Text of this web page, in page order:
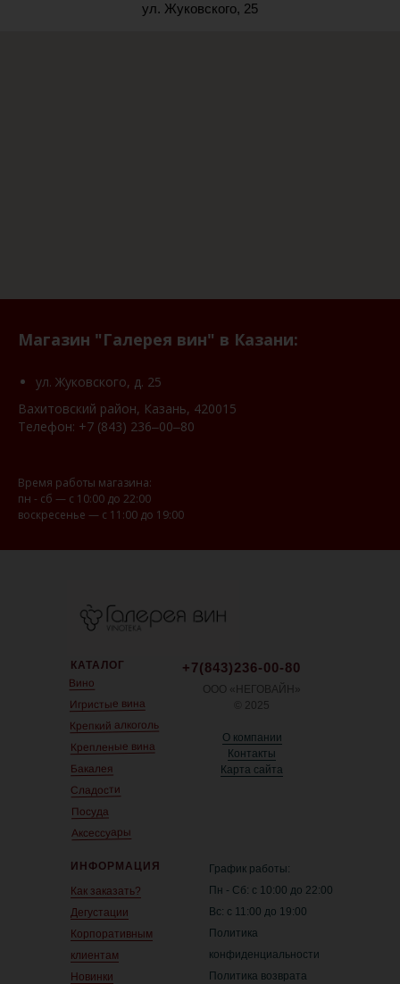
ул. Жуковского, 25
Магазин "Галерея вин" в Казани:
ул. Жуковского, д. 25
Вахитовский район, Казань, 420015
Телефон: +7 (843) 236‒00‒80
Время работы магазина:
пн - сб — с 10:00 до 22:00
воскресенье — с 11:00 до 19:00
КАТАЛОГ
Вино
Игристые вина
Крепкий алкоголь
Крепленые вина
Бакалея
Сладости
Посуда
Аксессуары
ИНФОРМАЦИЯ
Как заказать?
Дегустации
Корпоративным
клиентам
Новинки
График работы:
Пн - Сб: с 10:00 до 22:00
Вс: с 11:00 до 19:00
Политика
конфиденциальности
Политика возврата
ООО «НЕГОВАЙН»
© 2025
О компании
Контакты
Карта сайта
+7(843)236-00-80